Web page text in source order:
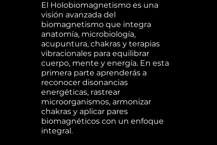
El Holobiomagnetismo es una
visión avanzada del
biomagnetismo que integra
anatomía, microbiología,
acupuntura, chakras y terapias
vibracionales para equilibrar
cuerpo, mente y energía. En esta
primera parte aprenderás a
reconocer disonancias
energéticas, rastrear
microorganismos, armonizar
chakras y aplicar pares
biomagnéticos con un enfoque
integral.